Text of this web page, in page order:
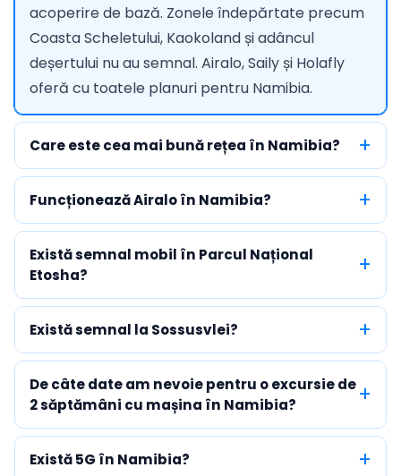
acoperire de bază. Zonele îndepărtate precum
Coasta Scheletului, Kaokoland și adâncul
deșertului nu au semnal. Airalo, Saily și Holafly
oferă cu toatele planuri pentru Namibia.
Care este cea mai bună rețea în Namibia?
Funcționează Airalo în Namibia?
Există semnal mobil în Parcul Național
Etosha?
Există semnal la Sossusvlei?
De câte date am nevoie pentru o excursie de
2 săptămâni cu mașina în Namibia?
Există 5G în Namibia?